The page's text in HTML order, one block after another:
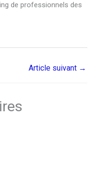
de professionnels des
Article suivant →